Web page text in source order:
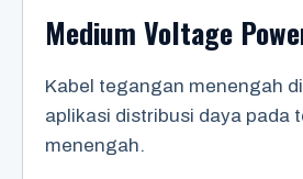
Medium Voltage
Kabel tegangan menengah
aplikasi distribusi daya pada
menengah.